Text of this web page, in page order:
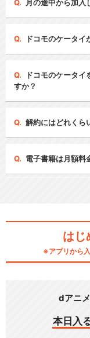
月の途中から加入
ドコモのケータイ
ドコモのケータ
すか？
解約にはどれくら
電子書籍は月額料
はじ
※アプリから
dアニ
本日入